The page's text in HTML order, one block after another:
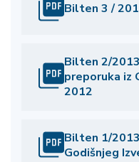
Bilten 3 /
Bilten 2/
preporuka iz
2012
Bilten 1/
Godišnjeg